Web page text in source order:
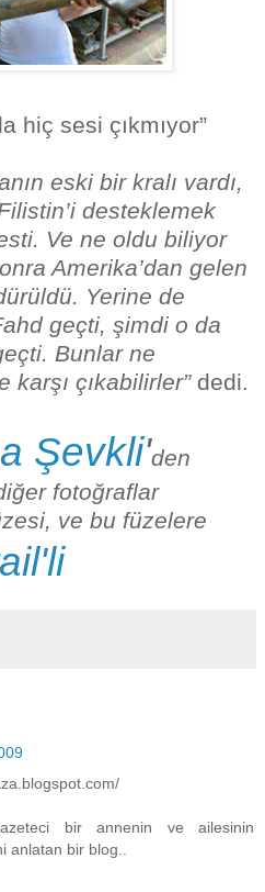
hiç sesi çıkmıyor”
eski bir kralı vardı,
desteklemek
Ve ne oldu biliyor
Amerika’dan gelen
Yerine de
geçti, şimdi o da
Bunlar ne
karşı çıkabilirler”dedi.
Şevkli'den
fotoğraflar
ve bu füzelere
bir annenin ve ailesinin
anlatan bir blog..